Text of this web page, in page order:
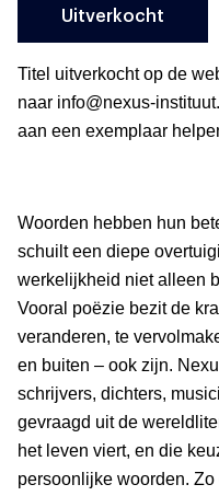
Uitverkocht
Titel uitverkocht op de
naar info@nexus-
aan een exemplaar
Woorden hebben hun
schuilt een diepe
werkelijkheid niet alleen
Vooral poëzie bezit de
veranderen, te
en buiten – ook zijn.
schrijvers, dichters,
gevraagd uit de
het leven viert, en die
persoonlijke woorden.